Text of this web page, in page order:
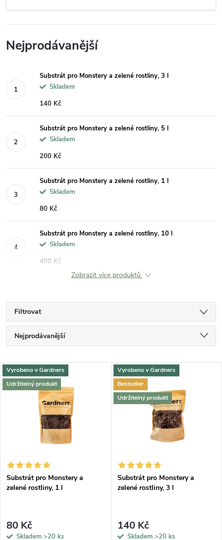
Nejprodávanější
Substrát pro Monstery a zelené rostliny, 3 l
Skladem
140 Kč
Substrát pro Monstery a zelené rostliny, 5 l
Skladem
200 Kč
Substrát pro Monstery a zelené rostliny, 1 l
Skladem
80 Kč
Substrát pro Monstery a zelené rostliny, 10 l
Skladem
400 Kč
Zobrazit více produktů
Filtrovat
Ř
a
z
í
p
Nejprodávanější
Nejdražší
Abecedně
V
ý
s
p
r
Vyrobeno v Gardners
Udržitelný produkt
Substrát pro Monstery a
zelené rostliny, 1 l
80 Kč
Skladem >20 ks
Vyrobeno v Gardners
Bestseller
Udržitelný produkt
Substrát pro Monstery a
zelené rostliny, 3 l
140 Kč
Skladem >20 ks